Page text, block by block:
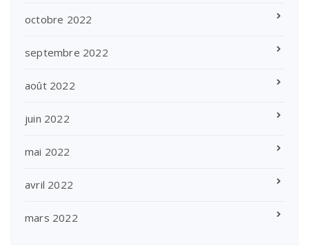
octobre 2022
septembre 2022
août 2022
juin 2022
mai 2022
avril 2022
mars 2022